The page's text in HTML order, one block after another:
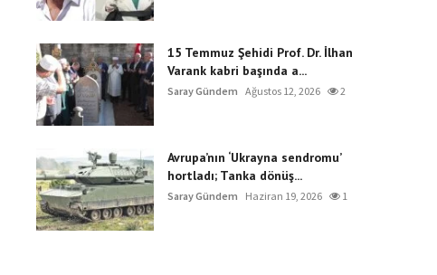
15 Temmuz Şehidi Prof. Dr. İlhan
Varank kabri başında a...
Saray Gündem Ağustos 12, 2026 2
Avrupa’nın ‘Ukrayna sendromu’
hortladı; Tanka dönüş...
Saray Gündem Haziran 19, 2026 1